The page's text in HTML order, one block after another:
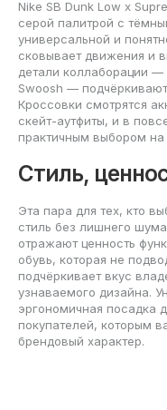
Nike SB Dunk Low x
серой палитрой с
универсальной и
сковывает движения и
детали коллаборации —
Swoosh —
Кроссовки смотрятся
скейт-аутфиты, и в
практичным выбором
Стиль,
Эта пара для тех, кто
стиль без лишнего
отражают ценность
обувь, которая не
подчёркивает вкус
узнаваемого дизайна.
эргономичная посадка
покупателей, которым
брендовый характер.